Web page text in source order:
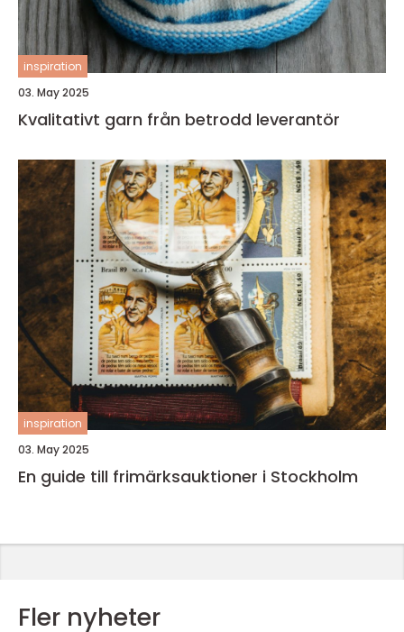
inspiration
03. May 2025
Kvalitativt garn från betrodd leverantör
inspiration
03. May 2025
En guide till frimärksauktioner i Stockholm
Fler nyheter